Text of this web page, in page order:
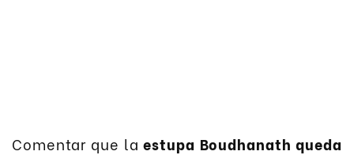
Comentar que laestupa Boudhanath queda